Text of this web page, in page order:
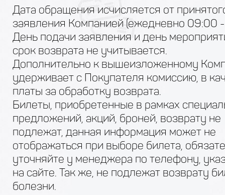
Дата обращения исчисляется от
заявления Компанией (ежедневно 09:00
День подачи заявления и день
срок возврата не учитывается.
Дополнительно к вышеизложенному
удерживает с Покупателя комиссию, в
платы за обработку возврата.
Билеты, приобретенные в рамках
предложений, акций, броней, возврату не
подлежат, данная информация может не
отображаться при выборе билета,
уточняйте у менеджера по телефону,
на сайте. Так же, не подлежат возврату
болезни.